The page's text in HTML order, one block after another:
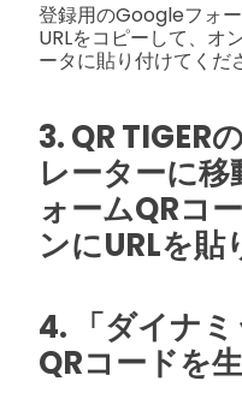
登録用のGoogleフォ
URLをコピーして、オ
ータに貼り付けてくだ
3. QR TIGER
レーターに
ォームQRコ
ンにURLを貼
4. 「ダイナ
QRコードを